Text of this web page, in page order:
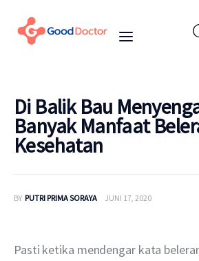
Untuk Bisnis
Di Balik Bau
Banyak Manfaat
Kesehatan
BY PUTRI PRIMA SORAYA JUNI 17, 2020
Pasti ketika mendengar kata